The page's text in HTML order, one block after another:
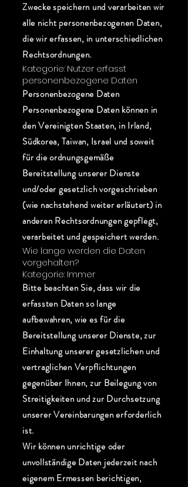
Zwecke speichern und verarbeiten wir
alle nicht personenbezogenen Daten,
die wir erfassen, in unterschiedlichen
Rechtsordnungen.
Kategorie: Nutzer erfasst
personenbezogene Daten
Personenbezogene Daten
Personenbezogene Daten können in
den Vereinigten Staaten, in Irland,
Südkorea, Taiwan, Israel und soweit
für die ordnungsgemäße
Bereitstellung unserer Dienste
und/oder gesetzlich vorgeschrieben
(wie nachstehend weiter erläutert) in
anderen Rechtsordnungen gepflegt,
verarbeitet und gespeichert werden.
Wie lange werden die Daten
vorgehalten?
Kategorie: Immer
Bitte beachten Sie, dass wir die
erfassten Daten so lange
aufbewahren, wie es für die
Bereitstellung unserer Dienste, zur
Einhaltung unserer gesetzlichen und
vertraglichen Verpflichtungen
gegenüber Ihnen, zur Beilegung von
Streitigkeiten und zur Durchsetzung
unserer Vereinbarungen erforderlich
ist.
Wir können unrichtige oder
unvollständige Daten jederzeit nach
eigenem Ermessen berichtigen,